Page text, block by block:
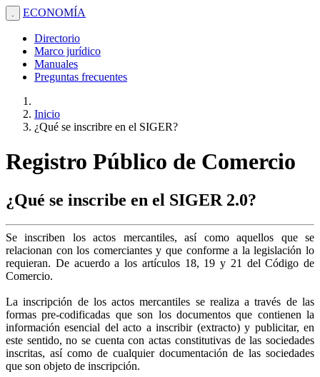
. ECONOMÍA
Directorio
Marco jurídico
Manuales
Preguntas frecuentes
Inicio
¿Qué se inscribre en el SIGER?
Registro Público de Comercio
¿Qué se inscribe en el SIGER 2.0?
Se inscriben los actos mercantiles, así como aquellos que se
relacionan con los comerciantes y que conforme a la legislación lo
requieran. De acuerdo a los artículos 18, 19 y 21 del Código de
Comercio.
La inscripción de los actos mercantiles se realiza a través de las
formas pre-codificadas que son los documentos que contienen la
información esencial del acto a inscribir (extracto) y publicitar, en
este sentido, no se cuenta con actas constitutivas de las sociedades
inscritas, así como de cualquier documentación de las sociedades
que son objeto de inscripción.